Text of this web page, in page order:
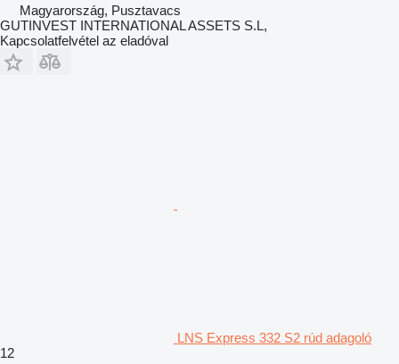
Magyarország, Pusztavacs
GUTINVEST INTERNATIONAL ASSETS S.L,
Kapcsolatfelvétel az eladóval
LNS Express 332 S2 rúd adagoló
12